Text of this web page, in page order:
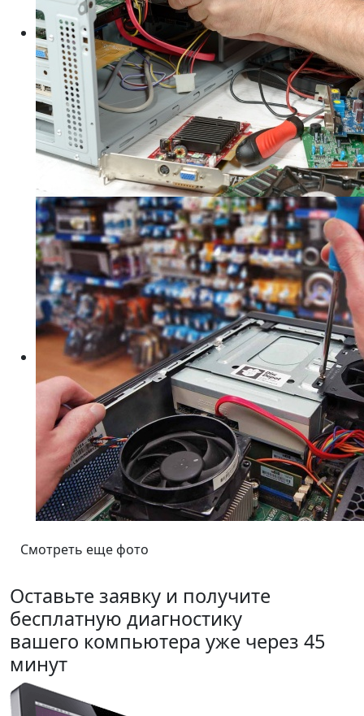
Смотреть еще фото
Оставьте заявку и получите
бесплатную диагностику
вашего компьютера уже через 45
минут